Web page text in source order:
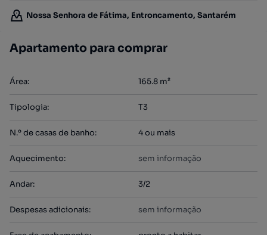
Nossa Senhora de Fátima, Entroncamento, Santarém
Apartamento para comprar
Área: 165.8 m²
Tipologia: T3
N.º de casas de banho: 4 ou mais
Aquecimento: sem informação
Andar: 3/2
Despesas adicionais: sem informação